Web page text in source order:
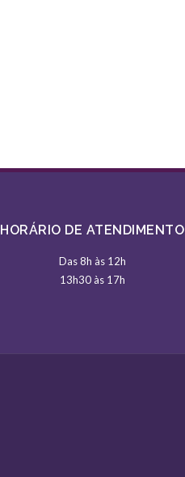
HORÁRIO DE ATENDIMENTO
Das 8h às 12h
13h30 às 17h